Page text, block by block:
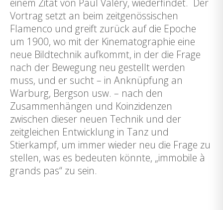
einem Zitat von Paul Valéry, wiederfindet. Der
Vortrag setzt an beim zeitgenössischen
Flamenco und greift zurück auf die Epoche
um 1900, wo mit der Kinematographie eine
neue Bildtechnik aufkommt, in der die Frage
nach der Bewegung neu gestellt werden
muss, und er sucht – in Anknüpfung an
Warburg, Bergson usw. – nach den
Zusammenhängen und Koinzidenzen
zwischen dieser neuen Technik und der
zeitgleichen Entwicklung in Tanz und
Stierkampf, um immer wieder neu die Frage zu
stellen, was es bedeuten könnte, „immobile à
grands pas“ zu sein.